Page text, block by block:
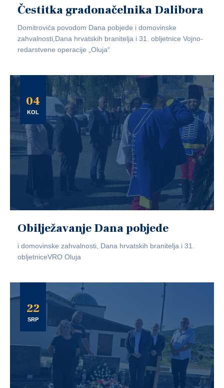
Čestitka gradonačelnika Dalibora
Domitrovića povodom Dana pobjede i domovinske
zahvalnosti,Dana hrvatskih branitelja i 31. obljetnice Vojno-
redarstvene operacije „Oluja“
04
KOL
Obilježavanje Dana pobjede
i domovinske zahvalnosti, Dana hrvatskih branitelja i 31.
obljetniceVRO Oluja
22
SRP